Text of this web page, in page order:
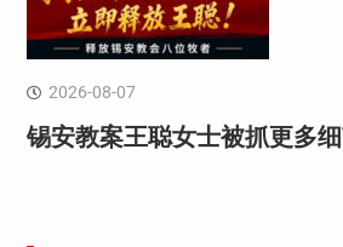
2026-08-07
锡安教案王聪女士被抓更多